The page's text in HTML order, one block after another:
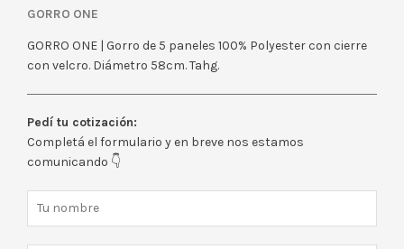
GORRO ONE
GORRO ONE | Gorro de 5 paneles 100% Polyester con cierre
con velcro. Diámetro 58cm. Tahg.
Pedí tu cotización:
Completá el formulario y en breve nos estamos
comunicando 👇